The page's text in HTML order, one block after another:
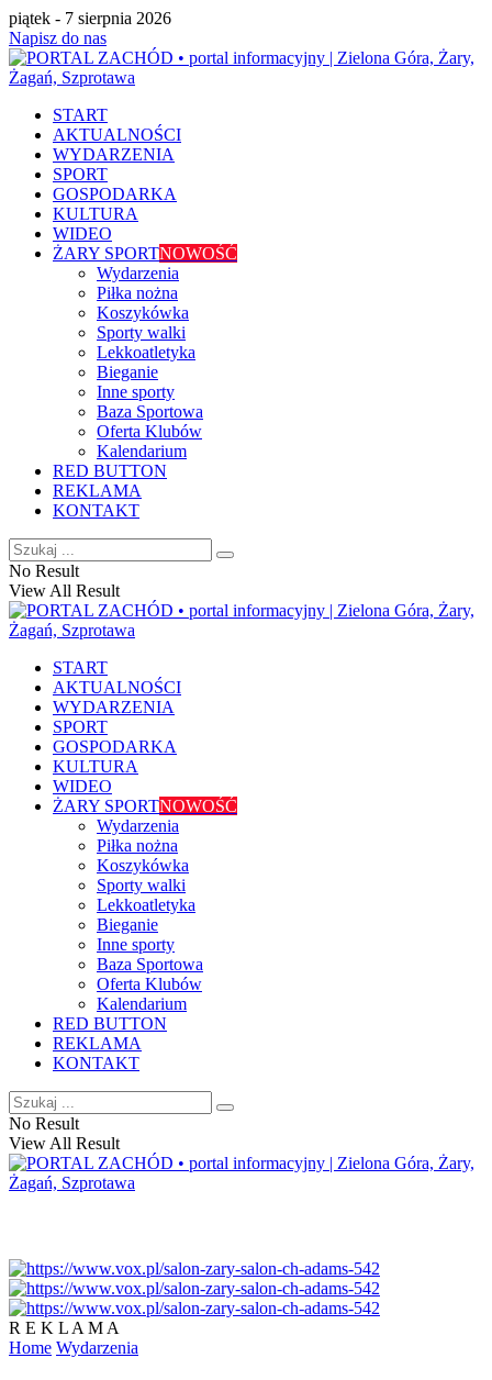
piątek - 7 sierpnia 2026
Napisz do nas
START
AKTUALNOŚCI
WYDARZENIA
SPORT
GOSPODARKA
KULTURA
WIDEO
ŻARY SPORTNOWOŚĆ
Wydarzenia
Piłka nożna
Koszykówka
Sporty walki
Lekkoatletyka
Bieganie
Inne sporty
Baza Sportowa
Oferta Klubów
Kalendarium
RED BUTTON
REKLAMA
KONTAKT
No Result
View All Result
START
AKTUALNOŚCI
WYDARZENIA
SPORT
GOSPODARKA
KULTURA
WIDEO
ŻARY SPORTNOWOŚĆ
Wydarzenia
Piłka nożna
Koszykówka
Sporty walki
Lekkoatletyka
Bieganie
Inne sporty
Baza Sportowa
Oferta Klubów
Kalendarium
RED BUTTON
REKLAMA
KONTAKT
No Result
View All Result
R E K L A M A
Home Wydarzenia